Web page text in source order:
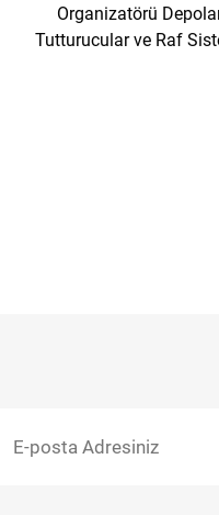
Organizatörü
Tutturucular ve Raf